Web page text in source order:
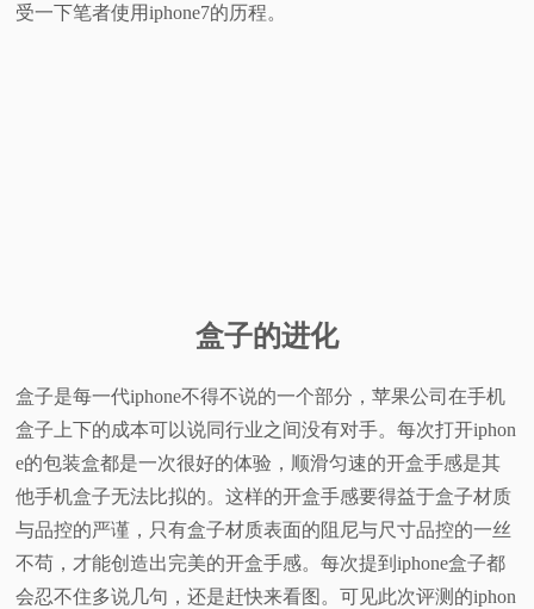
受一下笔者使用iphone7的历程。
盒子的进化
盒子是每一代iphone不得不说的一个部分，苹果公司在手机
盒子上下的成本可以说同行业之间没有对手。每次打开iphon
e的包装盒都是一次很好的体验，顺滑匀速的开盒手感是其
他手机盒子无法比拟的。这样的开盒手感要得益于盒子材质
与品控的严谨，只有盒子材质表面的阻尼与尺寸品控的一丝
不苟，才能创造出完美的开盒手感。每次提到iphone盒子都
会忍不住多说几句，还是赶快来看图。可见此次评测的iphon